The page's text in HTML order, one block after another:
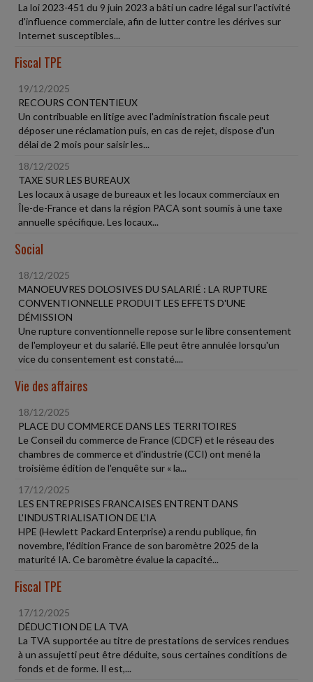
La loi 2023-451 du 9 juin 2023 a bâti un cadre légal sur l'activité
d'influence commerciale, afin de lutter contre les dérives sur
Internet susceptibles...
Fiscal TPE
19/12/2025
RECOURS CONTENTIEUX
Un contribuable en litige avec l'administration fiscale peut
déposer une réclamation puis, en cas de rejet, dispose d'un
délai de 2 mois pour saisir les...
18/12/2025
TAXE SUR LES BUREAUX
Les locaux à usage de bureaux et les locaux commerciaux en
Île-de-France et dans la région PACA sont soumis à une taxe
annuelle spécifique. Les locaux...
Social
18/12/2025
MANOEUVRES DOLOSIVES DU SALARIÉ : LA RUPTURE
CONVENTIONNELLE PRODUIT LES EFFETS D'UNE
DÉMISSION
Une rupture conventionnelle repose sur le libre consentement
de l'employeur et du salarié. Elle peut être annulée lorsqu'un
vice du consentement est constaté....
Vie des affaires
18/12/2025
PLACE DU COMMERCE DANS LES TERRITOIRES
Le Conseil du commerce de France (CDCF) et le réseau des
chambres de commerce et d'industrie (CCI) ont mené la
troisième édition de l'enquête sur « la...
17/12/2025
LES ENTREPRISES FRANCAISES ENTRENT DANS
L'INDUSTRIALISATION DE L'IA
HPE (Hewlett Packard Enterprise) a rendu publique, fin
novembre, l'édition France de son baromètre 2025 de la
maturité IA. Ce baromètre évalue la capacité...
Fiscal TPE
17/12/2025
DÉDUCTION DE LA TVA
La TVA supportée au titre de prestations de services rendues
à un assujetti peut être déduite, sous certaines conditions de
fonds et de forme. Il est,...